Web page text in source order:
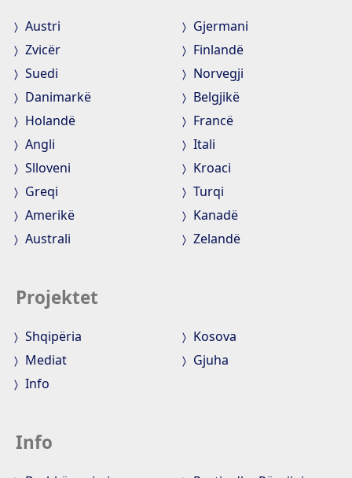
Austri
Gjermani
Zvicër
Finlandë
Suedi
Norvegji
Danimarkë
Belgjikë
Holandë
Francë
Angli
Itali
Slloveni
Kroaci
Greqi
Turqi
Amerikë
Kanadë
Australi
Zelandë
Projektet
Shqipëria
Kosova
Mediat
Gjuha
Info
Info